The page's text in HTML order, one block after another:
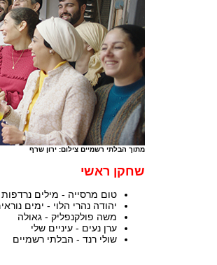
מתוך הבלתי רשמיים צילום: ירון שרף
שחקן ראשי
טום מרסייה - מילים נרדפות
יהודה נהרי הלוי - ימים
משה פולקנפליק - גאולה
ערן נעים - עיניים שלי
שולי רנד - הבלתי רשמיים